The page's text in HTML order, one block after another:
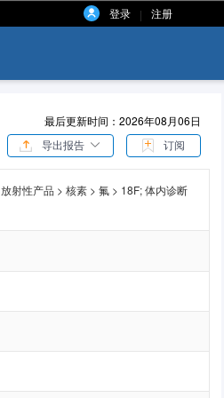
登录 | 注册
最后更新时间：2026年08月06日
导出报告 订阅
放射性产品 > 核素 > 氟 > 18F;体内诊断